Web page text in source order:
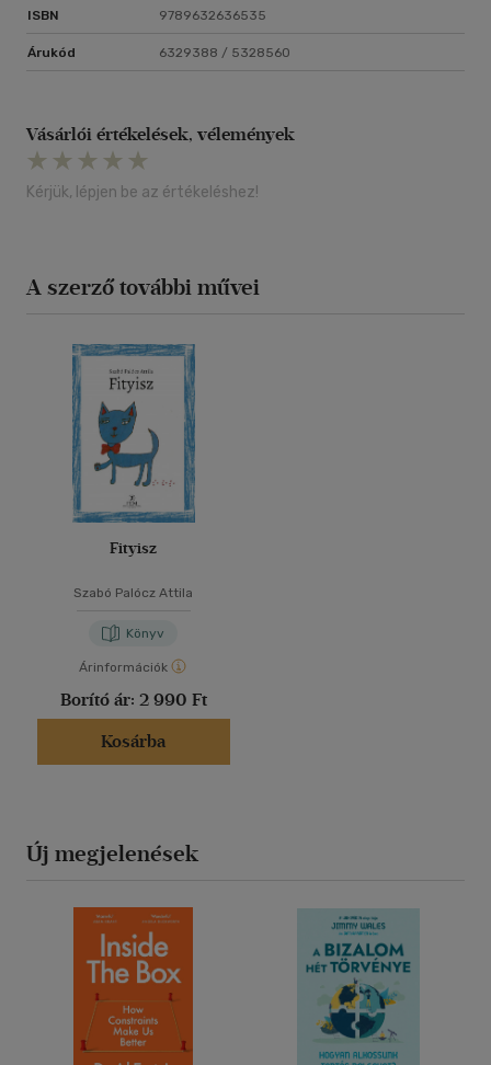
ISBN 9789632636535
Árukód 6329388 / 5328560
Vásárlói értékelések, vélemények
Kérjük, lépjen be az értékeléshez!
A szerző további művei
Fityisz
Szabó Palócz Attila
Könyv
Árinformációk
Borító ár: 2 990 Ft
Kosárba
Új megjelenések